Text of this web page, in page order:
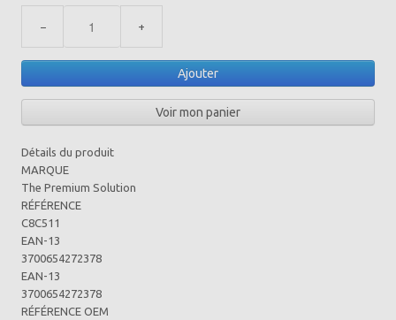
− +
Ajouter
Voir mon panier
Détails du produit
MARQUE
The Premium Solution
RÉFÉRENCE
C8C511
EAN-13
3700654272378
EAN-13
3700654272378
RÉFÉRENCE OEM